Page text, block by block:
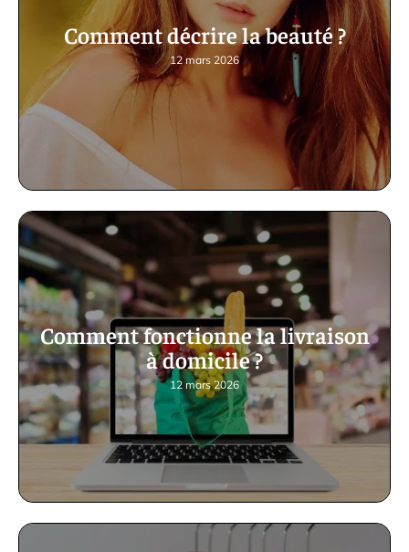
Comment décrire la beauté ?
12 mars 2026
Comment fonctionne la livraison
à domicile ?
12 mars 2026